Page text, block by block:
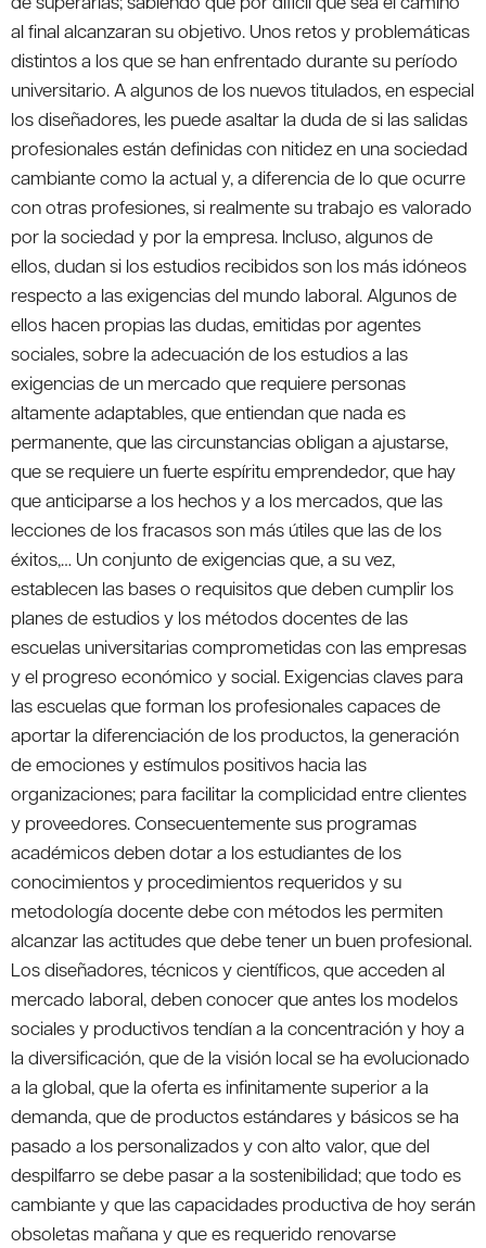
al final alcanzaran su objetivo. Unos retos y problemáticas
distintos a los que se han enfrentado durante su período
universitario. A algunos de los nuevos titulados, en especial
los diseñadores, les puede asaltar la duda de si las salidas
profesionales están definidas con nitidez en una sociedad
cambiante como la actual y, a diferencia de lo que ocurre
con otras profesiones, si realmente su trabajo es valorado
por la sociedad y por la empresa. Incluso, algunos de
ellos, dudan si los estudios recibidos son los más idóneos
respecto a las exigencias del mundo laboral. Algunos de
ellos hacen propias las dudas, emitidas por agentes
sociales, sobre la adecuación de los estudios a las
exigencias de un mercado que requiere personas
altamente adaptables, que entiendan que nada es
permanente, que las circunstancias obligan a ajustarse,
que se requiere un fuerte espíritu emprendedor, que hay
que anticiparse a los hechos y a los mercados, que las
lecciones de los fracasos son más útiles que las de los
éxitos,… Un conjunto de exigencias que, a su vez,
establecen las bases o requisitos que deben cumplir los
planes de estudios y los métodos docentes de las
escuelas universitarias comprometidas con las empresas
y el progreso económico y social. Exigencias claves para
las escuelas que forman los profesionales capaces de
aportar la diferenciación de los productos, la generación
de emociones y estímulos positivos hacia las
organizaciones; para facilitar la complicidad entre clientes
y proveedores. Consecuentemente sus programas
académicos deben dotar a los estudiantes de los
conocimientos y procedimientos requeridos y su
metodología docente debe con métodos les permiten
alcanzar las actitudes que debe tener un buen profesional.
Los diseñadores, técnicos y científicos, que acceden al
mercado laboral, deben conocer que antes los modelos
sociales y productivos tendían a la concentración y hoy a
la diversificación, que de la visión local se ha evolucionado
a la global, que la oferta es infinitamente superior a la
demanda, que de productos estándares y básicos se ha
pasado a los personalizados y con alto valor, que del
despilfarro se debe pasar a la sostenibilidad; que todo es
cambiante y que las capacidades productiva de hoy serán
obsoletas mañana y que es requerido renovarse